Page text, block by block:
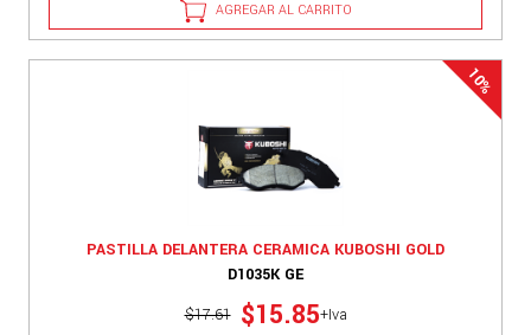
AGREGAR AL CARRITO
PASTILLA DELANTERA CERAMICA KUBOSHI GOLD
D1035K GE
$17.61 $15.85+Iva